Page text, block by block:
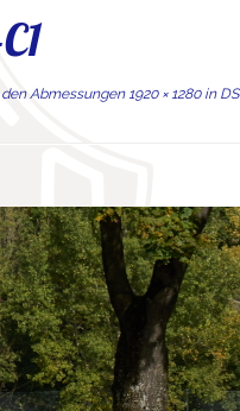
Abmessungen1920 × 1280in